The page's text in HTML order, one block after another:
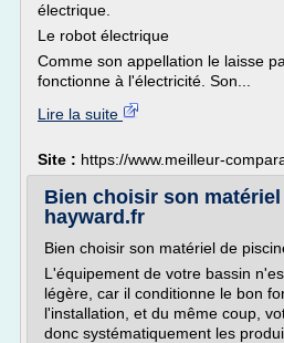
électrique.
Le robot électrique
Comme son appellation le laisse
fonctionne à l'électricité. Son...
Lire la suite
Site : https://www.meilleur-
Bien choisir son
hayward.fr
Bien choisir son matériel de
L'équipement de votre bassin
légère, car il conditionne le bon
l'installation, et du même coup,
donc systématiquement les